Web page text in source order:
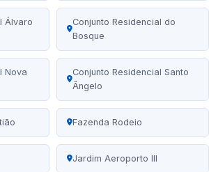
Álvaro
Conjunto Residencial do
Bosque
Nova
Conjunto Residencial Santo
Ângelo
Fazenda Rodeio
Jardim Aeroporto III